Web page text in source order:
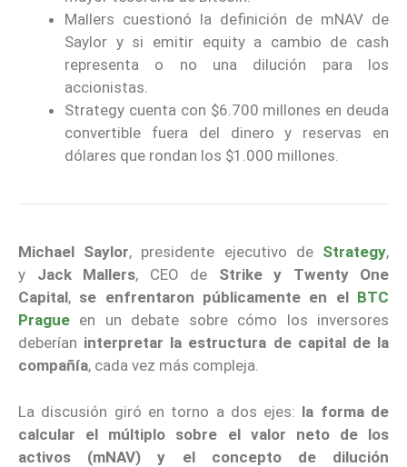
Mallers cuestionó la definición de mNAV de
Saylor y si emitir equity a cambio de cash
representa o no una dilución para los
accionistas.
Strategy cuenta con $6.700 millones en deuda
convertible fuera del dinero y reservas en
dólares que rondan los $1.000 millones.
Michael Saylor, presidente ejecutivo de Strategy,
y Jack Mallers, CEO de Strike y Twenty One
Capital, se enfrentaron públicamente en el BTC
Prague en un debate sobre cómo los inversores
deberían interpretar la estructura de capital de la
compañía, cada vez más compleja.
La discusión giró en torno a dos ejes: la forma de
calcular el múltiplo sobre el valor neto de los
activos (mNAV) y el concepto de dilución